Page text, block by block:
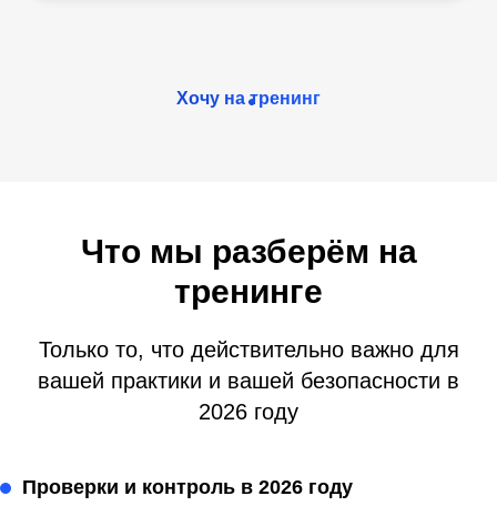
Хочу на тренинг
Что мы разберём на
тренинге
Только то, что действительно важно для
вашей практики и вашей безопасности в
2026 году
Проверки и контроль в 2026 году